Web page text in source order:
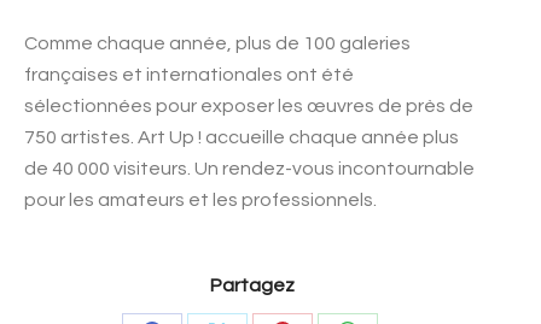
Comme chaque année, plus de 100 galeries
françaises et internationales ont été
sélectionnées pour exposer les œuvres de près de
750 artistes. Art Up ! accueille chaque année plus
de 40 000 visiteurs. Un rendez-vous incontournable
pour les amateurs et les professionnels.
Partagez